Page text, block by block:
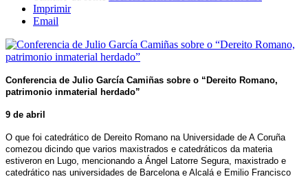
Imprimir
Email
Conferencia de Julio García Camiñas sobre o “Dereito Romano,
patrimonio inmaterial herdado”
9 de abril
O que foi catedrático de Dereito Romano na Universidade de A Coruña
comezou dicindo que varios maxistrados e catedráticos da materia
estiveron en Lugo, mencionando a Ángel Latorre Segura, maxistrado e
catedrático nas universidades de Barcelona e Alcalá e Emilio Francisco